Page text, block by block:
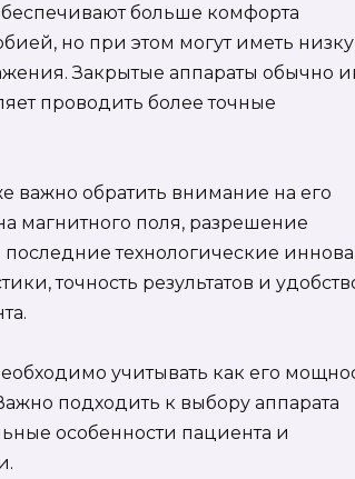
больше комфорта
но при этом могут иметь
Закрытые аппараты обычно
проводить более точные
важно обратить внимание на его
магнитного поля, разрешение
технологические
точность результатов и
учитывать как его
подходить к выбору аппарата
особенности пациента и